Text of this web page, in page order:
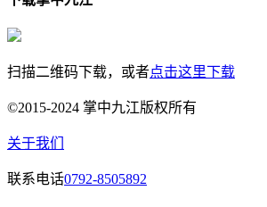
扫描二维码下载，或者点击这里下载
©2015-2024 掌中九江版权所有
关于我们
联系电话0792-8505892